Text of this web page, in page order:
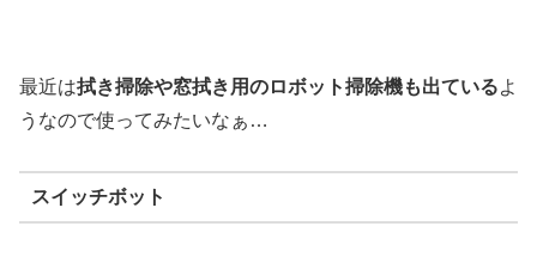
最近は拭き掃除や窓拭き用のロボット掃除機も出ているよ
うなので使ってみたいなぁ…
スイッチボット